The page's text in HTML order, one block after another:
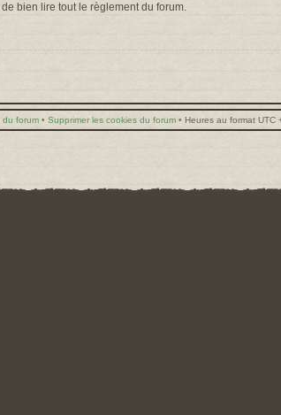
bien lire tout le règlement du forum.
du forum • Supprimer les cookies du forum • Heures au format UTC